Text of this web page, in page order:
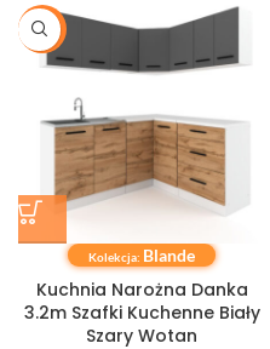
-24%
Kolekcja: Blande
Kuchnia Narożna Danka
3.2m Szafki Kuchenne Biały
Szary Wotan